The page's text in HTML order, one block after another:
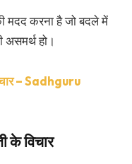
मदद करना है जो बदले में
हो।
– Sadhguru
के विचार